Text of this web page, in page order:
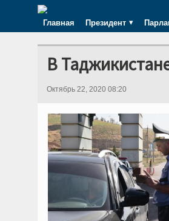
Главная Президент
В
Октябрь 22, 2020 08:20